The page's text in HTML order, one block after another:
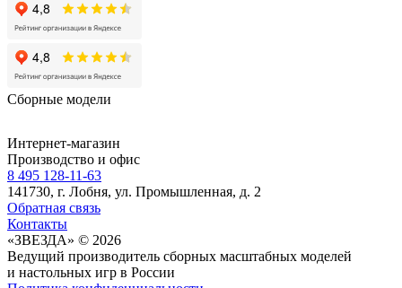
Сборные модели
Интернет-магазин
Производство и офис
8 495 128-11-63
141730, г. Лобня, ул. Промышленная, д. 2
Обратная связь
Контакты
«ЗВЕЗДА» © 2026
Ведущий производитель сборных масштабных моделей
и настольных игр в России